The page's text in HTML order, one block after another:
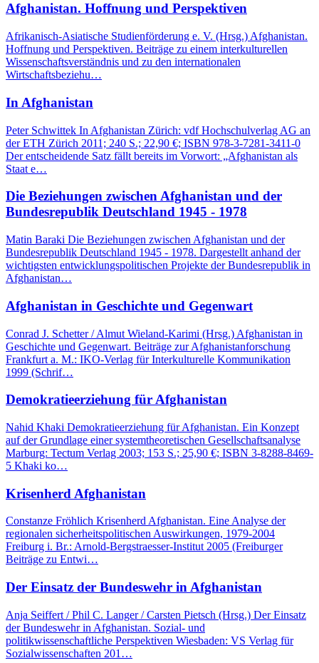
Afghanistan. Hoffnung und Perspektiven
Afrikanisch-Asiatische Studienförderung e. V. (Hrsg.) Afghanistan.
Hoffnung und Perspektiven. Beiträge zu einem interkulturellen
Wissenschaftsverständnis und zu den internationalen
Wirtschaftsbeziehu…
In Afghanistan
Peter Schwittek In Afghanistan Zürich: vdf Hochschulverlag AG an
der ETH Zürich 2011; 240 S.; 22,90 €; ISBN 978-3-7281-3411-0
Der entscheidende Satz fällt bereits im Vorwort: „Afghanistan als
Staat e…
Die Beziehungen zwischen Afghanistan und der
Bundesrepublik Deutschland 1945 - 1978
Matin Baraki Die Beziehungen zwischen Afghanistan und der
Bundesrepublik Deutschland 1945 - 1978. Dargestellt anhand der
wichtigsten entwicklungspolitischen Projekte der Bundesrepublik in
Afghanistan…
Afghanistan in Geschichte und Gegenwart
Conrad J. Schetter / Almut Wieland-Karimi (Hrsg.) Afghanistan in
Geschichte und Gegenwart. Beiträge zur Afghanistanforschung
Frankfurt a. M.: IKO-Verlag für Interkulturelle Kommunikation
1999 (Schrif…
Demokratieerziehung für Afghanistan
Nahid Khaki Demokratieerziehung für Afghanistan. Ein Konzept
auf der Grundlage einer systemtheoretischen Gesellschaftsanalyse
Marburg: Tectum Verlag 2003; 153 S.; 25,90 €; ISBN 3-8288-8469-
5 Khaki ko…
Krisenherd Afghanistan
Constanze Fröhlich Krisenherd Afghanistan. Eine Analyse der
regionalen sicherheitspolitischen Auswirkungen, 1979-2004
Freiburg i. Br.: Arnold-Bergstraesser-Institut 2005 (Freiburger
Beiträge zu Entwi…
Der Einsatz der Bundeswehr in Afghanistan
Anja Seiffert / Phil C. Langer / Carsten Pietsch (Hrsg.) Der Einsatz
der Bundeswehr in Afghanistan. Sozial- und
politikwissenschaftliche Perspektiven Wiesbaden: VS Verlag für
Sozialwissenschaften 201…